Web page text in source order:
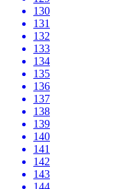
130
131
132
133
134
135
136
137
138
139
140
141
142
143
144